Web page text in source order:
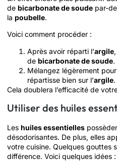
de bicarbonate de soude par-
la poubelle.
Voici comment procéder :
Après avoir réparti l’argile
de bicarbonate de soude.
Mélangez légèrement
répartisse bien sur l’argile.
Cela doublera l’efficacité de
Utiliser des huiles
Les huiles essentielles
désodorisantes. De plus, elles
votre cuisine. Quelques gouttes
différence. Voici quelques idées :